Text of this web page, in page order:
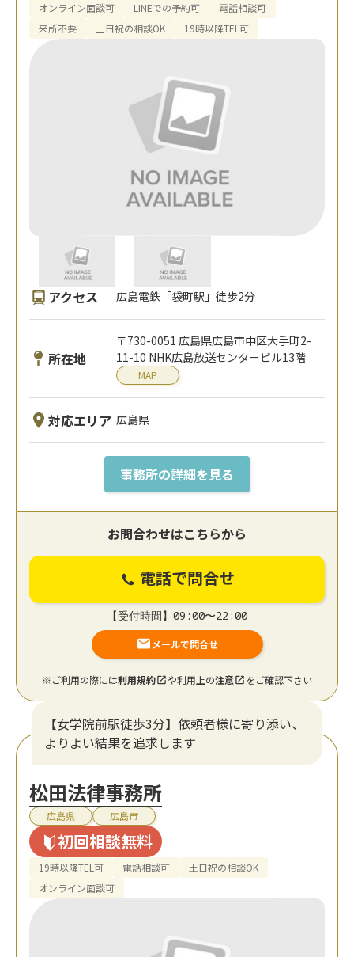
オンライン面談可 LINEでの予約可
電話相談可
来所不要
土日祝の相談OK 19時以降TEL可
アクセス 広島電鉄「袋町駅」徒歩2分
所在地
〒730-0051 広島県広島市中区大手町2-
11-10 NHK広島放送センタービル13階
MAP
対応エリア 広島県
事務所の詳細を見る
お問合わせはこちらから
電話で問合せ
【受付時間】09:00〜22:00
メールで問合せ
※ご利用の際には利用規約 や利用上の注意 をご確認下さい
【女学院前駅徒歩3分】依頼者様に寄り添い、
よりよい結果を追求します
松田法律事務所
広島県 広島市
初回相談無料
19時以降TEL可 電話相談可
土日祝の相談OK
オンライン面談可